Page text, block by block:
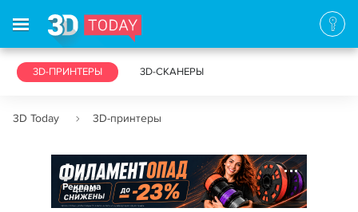
3D-ПРИНТЕРЫ 3D-СКАНЕРЫ
3D Today 3D-принтеры
Реклама